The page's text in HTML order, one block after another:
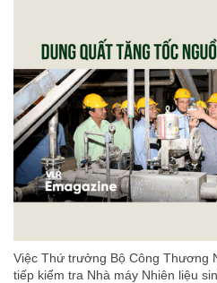
Việc Thứ trưởng Bộ Công Thương
tiếp kiểm tra Nhà máy Nhiên liệu